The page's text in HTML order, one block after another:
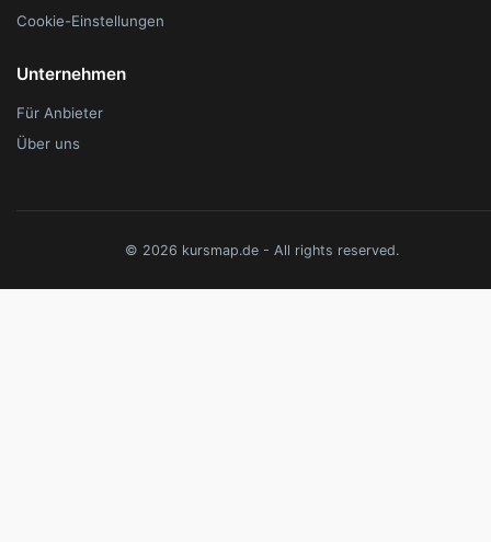
Cookie-Einstellungen
Unternehmen
Für Anbieter
Über uns
© 2026 kursmap.de - All rights reserved.